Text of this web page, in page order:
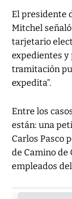
El presidente
Mitchel
tarjetario
expedientes y
tramitación
expedita”.
Entre los
están: una
Carlos Pasco
de Camino de
empleados